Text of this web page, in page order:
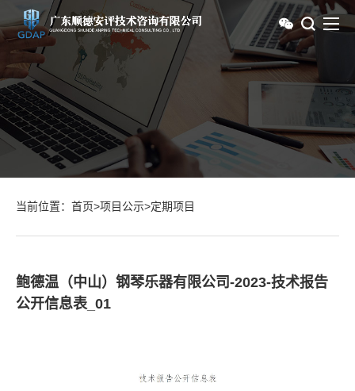
当前位置： 首页>项目公示>定期项目
鲍德温（中山）钢琴乐器有限公司-2023-技术报告
公开信息表_01